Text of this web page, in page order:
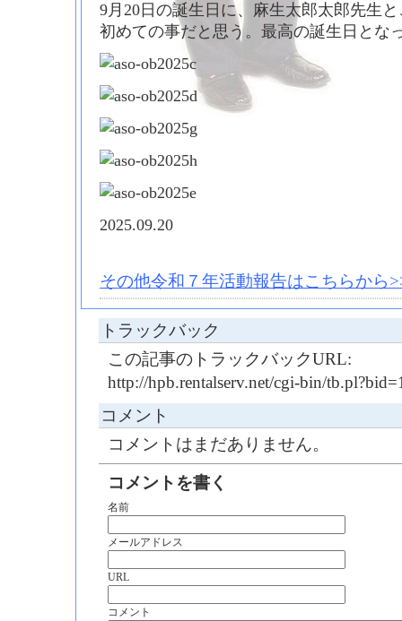
9月20日の誕生日に、麻生太郎太郎先生
初めての事だと思う。最高の誕生日とな
2025.09.20
その他令和７年活動報告はこちらから
トラックバック
この記事のトラックバックURL:
http://hpb.rentalserv.net/cgi-bin/
コメント
コメントはまだありません。
コメントを書く
名前
メールアドレス
URL
コメント